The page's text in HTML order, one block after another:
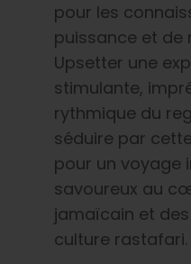
pour les
puissance et de
Upsetter une
stimulante,
rythmique du
séduire par
pour un voyage
savoureux au
jamaïcain et
culture rastafari.